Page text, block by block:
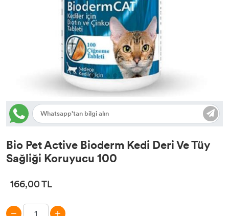
Bio Pet Active Bioderm Kedi Deri Ve Tüy
Sağliği Koruyucu 100
166,00 TL
Tasma & Künye
Yatak, Kulübe, Taşıma